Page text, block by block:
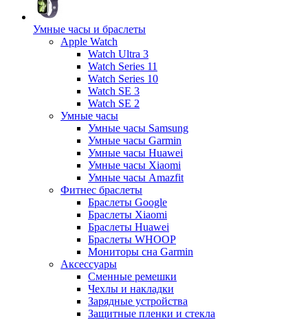
Умные часы и браслеты
Apple Watch
Watch Ultra 3
Watch Series 11
Watch Series 10
Watch SE 3
Watch SE 2
Умные часы
Умные часы Samsung
Умные часы Garmin
Умные часы Huawei
Умные часы Xiaomi
Умные часы Amazfit
Фитнес браслеты
Браслеты Google
Браслеты Xiaomi
Браслеты Huawei
Браслеты WHOOP
Мониторы сна Garmin
Аксессуары
Сменные ремешки
Чехлы и накладки
Зарядные устройства
Защитные пленки и стекла